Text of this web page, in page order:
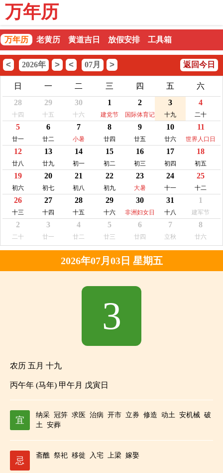
万年历
万年历 老黄历 黄道吉日 放假安排 工具箱
< 2026年 > < 07月 > 返回今日
日 一 二 三 四 五
六
28
十四
29
十五
30
十六
1
建党节
2
国际体育记
者日
3
十九
4
二十
5
廿一
6
廿二
7
小暑
8
廿四
9
廿五
10
廿六
11
世界人口日
12
廿八
13
廿九
14
初一
15
初二
16
初三
17
初四
18
初五
19
初六
20
初七
21
初八
22
初九
23
大暑
24
十一
25
十二
26
十三
27
十四
28
十五
29
十六
30
非洲妇女日
31
十八
1
建军节
2
二十
3
廿一
4
廿二
5
廿三
6
廿四
7
立秋
8
廿六
2026年07月03日 星期五
3
农历 五月 十九
丙午年 (马年) 甲午月 戊寅日
宜
纳采 冠笄 求医 治病 开市 立券 修造 动土 安机械 破
土 安葬
忌
斋醮 祭祀 移徙 入宅 上梁 嫁娶